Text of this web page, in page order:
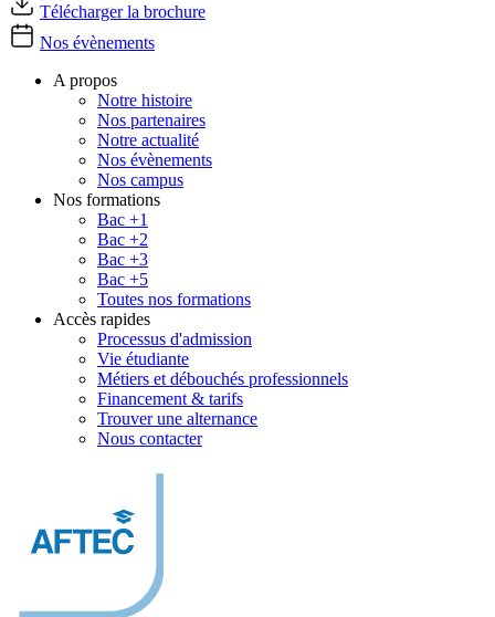
Télécharger la brochure
Nos évènements
A propos
Notre histoire
Nos partenaires
Notre actualité
Nos évènements
Nos campus
Nos formations
Bac +1
Bac +2
Bac +3
Bac +5
Toutes nos formations
Accès rapides
Processus d'admission
Vie étudiante
Métiers et débouchés professionnels
Financement & tarifs
Trouver une alternance
Nous contacter